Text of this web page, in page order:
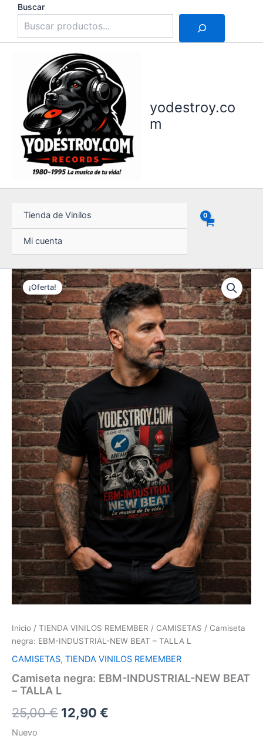
contenido
Buscar
yodestroy.co
m
Tienda de Vinilos
Mi cuenta
¡Oferta!
Inicio / TIENDA VINILOS REMEMBER / CAMISETAS / Camiseta
negra: EBM-INDUSTRIAL-NEW BEAT – TALLA L
CAMISETAS, TIENDA VINILOS REMEMBER
Camiseta negra: EBM-INDUSTRIAL-NEW BEAT
– TALLA L
25,00€ El
12,90 €
Nuevo